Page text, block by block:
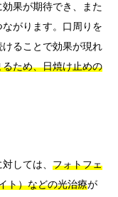
果が期待でき、また
がります。口周りを
ることで効果が現れ
ため、日焼け止めの
しては、 フォトフェ
ト）などの光治療が